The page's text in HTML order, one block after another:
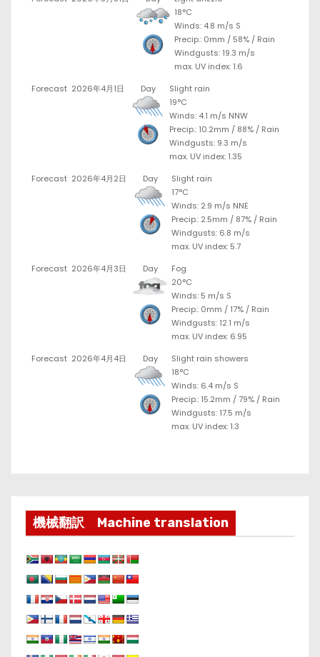
18°C
Winds: 4.8 m/s S
Precip.: 0mm / 58% / Rain
Windgusts: 19.3 m/s
max. UV index: 1.6
Forecast 2026年4月1日 Day
Slight rain
19°C
Winds: 4.1 m/s NNW
Precip.: 10.2mm / 88% / Rain
Windgusts: 9.3 m/s
max. UV index: 1.35
Forecast 2026年4月2日 Day
Slight rain
17°C
Winds: 2.9 m/s NNE
Precip.: 2.5mm / 87% / Rain
Windgusts: 6.8 m/s
max. UV index: 5.7
Forecast 2026年4月3日 Day
Fog
20°C
Winds: 5 m/s S
Precip.: 0mm / 17% / Rain
Windgusts: 12.1 m/s
max. UV index: 6.95
Forecast 2026年4月4日 Day
Slight rain showers
18°C
Winds: 6.4 m/s S
Precip.: 15.2mm /79% / Rain
Windgusts: 17.5 m/s
max. UV index: 1.3
機械翻訳 Machine translation